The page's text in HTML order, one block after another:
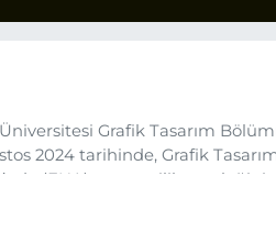
Grafik Tasarım
2024 tarihinde, Grafik
(EHA) gazetecilik
etkisiyle basın sektörüne